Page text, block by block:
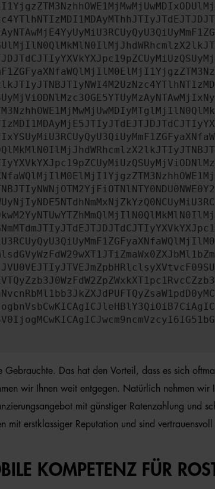
Das hat den Vorteil, dass es sich
wir Ihnen weit entgegen. Natürlich nehmen
mit günstiger Ratenzahlung und
mit erstklassiger Reputation und sind
KOMPETENZ FÜR